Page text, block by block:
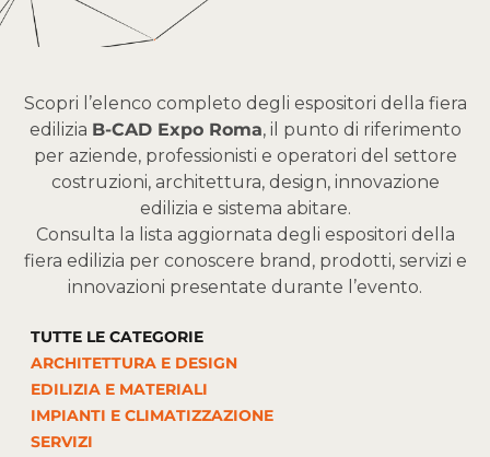
Scopri l’elenco completo degli espositori della fiera
edilizia B-CAD Expo Roma, il punto di riferimento
per aziende, professionisti e operatori del settore
costruzioni, architettura, design, innovazione
edilizia e sistema abitare.
Consulta la lista aggiornata degli espositori della
fiera edilizia per conoscere brand, prodotti, servizi e
innovazioni presentate durante l’evento.
TUTTE LE CATEGORIE
ARCHITETTURA E DESIGN
EDILIZIA E MATERIALI
IMPIANTI E CLIMATIZZAZIONE
SERVIZI